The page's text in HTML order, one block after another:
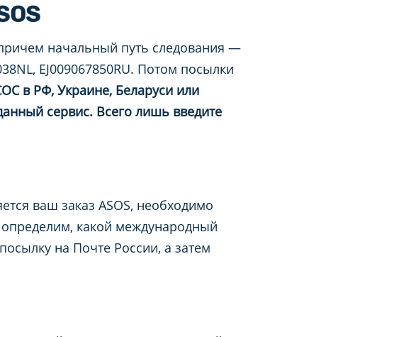
начальный путь следования —
EJ009067850RU. Потом посылки
в РФ, Украине, Беларуси или
сервис. Всего лишь введите
ваш заказ ASOS, необходимо
какой международный
на Почте России, а затем